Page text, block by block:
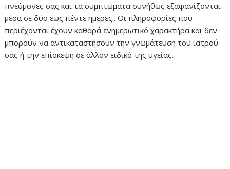
πνεύμονες σας και τα συμπτώματα συνήθως εξαφανίζονται
μέσα σε δύο έως πέντε ημέρες.. Οι πληροφορίες που
περιέχονται έχουν καθαρά ενημερωτικό χαρακτήρα και δεν
μπορούν να αντικαταστήσουν την γνωμάτευση του ιατρού
σας ή την επίσκεψη σε άλλον ειδικό της υγείας.